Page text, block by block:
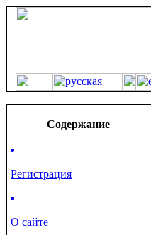
Cодержание
Регистрация
О сайте